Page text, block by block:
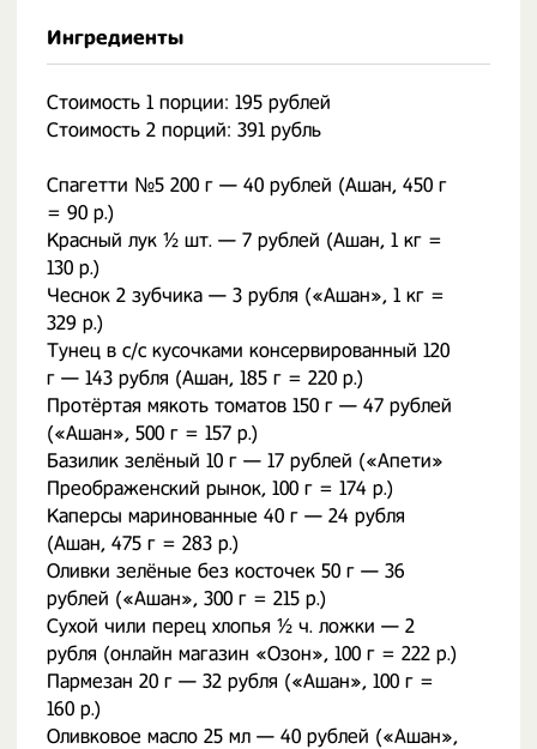
Ингредиенты
Стоимость 1 порции: 195 рублей
Стоимость 2 порций: 391 рубль
Спагетти №5 200 г — 40 рублей (Ашан, 450 г
= 90 р.)
Красный лук ½ шт. — 7 рублей (Ашан, 1 кг =
130 р.)
Чеснок 2 зубчика — 3 рубля («Ашан», 1 кг =
329 р.)
Тунец в с/с кусочками консервированный 120
г — 143 рубля (Ашан, 185 г = 220 р.)
Протёртая мякоть томатов 150 г — 47 рублей
(«Ашан», 500 г = 157 р.)
Базилик зелёный 10 г — 17 рублей («Апети»
Преображенский рынок, 100 г = 174 р.)
Каперсы маринованные 40 г — 24 рубля
(Ашан, 475 г = 283 р.)
Оливки зелёные без косточек 50 г — 36
рублей («Ашан», 300 г = 215 р.)
Сухой чили перец хлопья ½ ч. ложки — 2
рубля (онлайн магазин «Озон», 100 г = 222 р.)
Пармезан 20 г — 32 рубля («Ашан», 100 г =
160 р.)
Оливковое масло 25 мл — 40 рублей («Ашан»,